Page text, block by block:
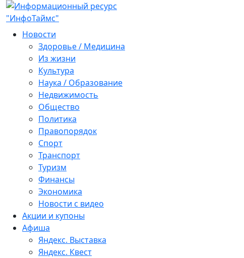
Новости
Здоровье / Медицина
Из жизни
Культура
Наука / Образование
Недвижимость
Общество
Политика
Правопорядок
Спорт
Транспорт
Туризм
Финансы
Экономика
Новости с видео
Акции и купоны
Афиша
Яндекс. Выставка
Яндекс. Квест